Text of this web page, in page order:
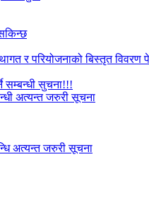
र परियोजनाको बिस्तृत विवरण
सम्बन्धी सुचना!!!
अत्यन्त जरुरी सूचना
अत्यन्त जरुरी सूचना